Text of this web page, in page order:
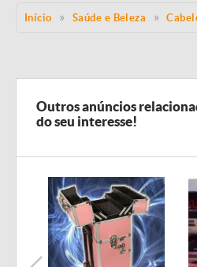
Início Saúde e Beleza
Outros anúncios
do seu interesse!